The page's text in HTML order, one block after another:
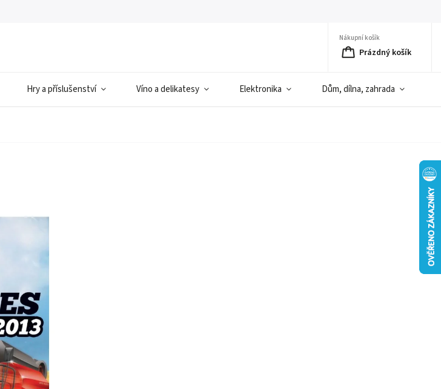
Nákupní košík
Prázdný košík
Hry a příslušenství Víno a delikatesy Elektronika Dům, dílna, zahrada